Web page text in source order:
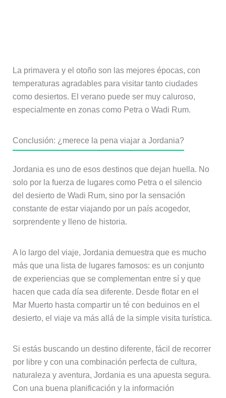
La primavera y el otoño son las mejores épocas, con
temperaturas agradables para visitar tanto ciudades
como desiertos. El verano puede ser muy caluroso,
especialmente en zonas como Petra o Wadi Rum.
Conclusión: ¿merece la pena viajar a Jordania?
Jordania es uno de esos destinos que dejan huella. No
solo por la fuerza de lugares como Petra o el silencio
del desierto de Wadi Rum, sino por la sensación
constante de estar viajando por un país acogedor,
sorprendente y lleno de historia.
A lo largo del viaje, Jordania demuestra que es mucho
más que una lista de lugares famosos: es un conjunto
de experiencias que se complementan entre sí y que
hacen que cada día sea diferente. Desde flotar en el
Mar Muerto hasta compartir un té con beduinos en el
desierto, el viaje va más allá de la simple visita turística.
Si estás buscando un destino diferente, fácil de recorrer
por libre y con una combinación perfecta de cultura,
naturaleza y aventura, Jordania es una apuesta segura.
Con una buena planificación y la información